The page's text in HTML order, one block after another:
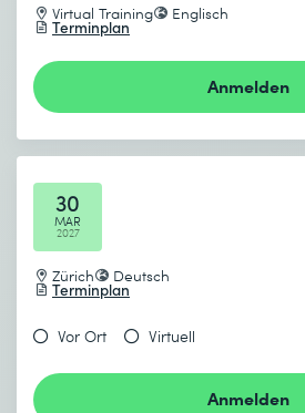
Virtual Training Englisch
Terminplan
Anmelden
30
MAR
2027
Zürich Deutsch
Terminplan
Vor Ort Virtuell
Anmelden